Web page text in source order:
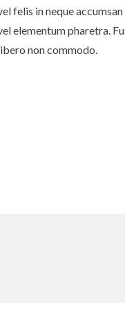
in neque
pharetra.
non commodo.